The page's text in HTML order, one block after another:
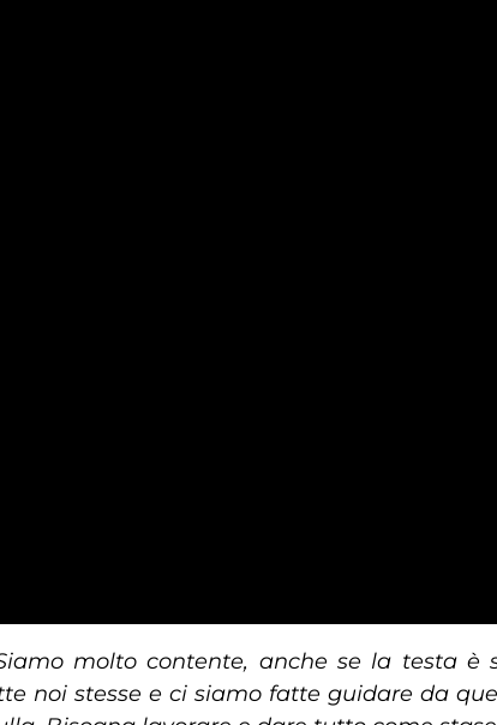
molto contente, anche se la testa è
noi stesse e ci siamo fatte guidare da